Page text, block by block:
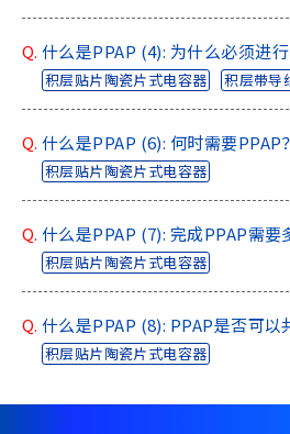
Q. 什么是PPAP (4): 为什么必须进行
积层贴片陶瓷片式电容器 积层带导
Q. 什么是PPAP (6): 何时需要PPAP？
积层贴片陶瓷片式电容器
Q. 什么是PPAP (7): 完成PPAP需要
积层贴片陶瓷片式电容器
Q. 什么是PPAP (8): PPAP是否可以
积层贴片陶瓷片式电容器